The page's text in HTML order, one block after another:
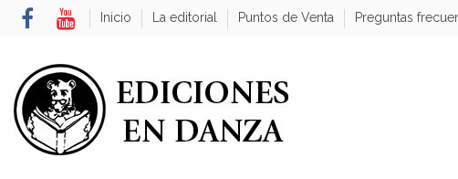
Inicio La editorial Puntos de Venta Preguntas